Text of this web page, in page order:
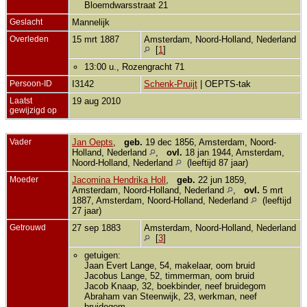
Bloemdwarsstraat 21
Geslacht Mannelijk
Overleden 15 mrt 1887
Amsterdam, Noord-Holland, Nederland
[1]
13:00 u., Rozengracht 71
Persoon-ID I3142 Schenk-Pruijt | OEPTS-tak
Laatst
gewijzigd op
19 aug 2010
Vader Jan Oepts, geb. 19 dec 1856, Amsterdam, Noord-
Holland, Nederland
, ovl. 18 jan 1944, Amsterdam,
Noord-Holland, Nederland
(leeftijd 87 jaar)
Moeder Jacomina Hendrika Holl , geb. 22 jun 1859,
Amsterdam, Noord-Holland, Nederland
, ovl. 5 mrt
1887, Amsterdam, Noord-Holland, Nederland
(leeftijd
27 jaar)
Getrouwd 27 sep 1883
Amsterdam, Noord-Holland, Nederland
[3]
getuigen:
Jaan Evert Lange, 54, makelaar, oom bruid
Jacobus Lange, 52, timmerman, oom bruid
Jacob Knaap, 32, boekbinder, neef bruidegom
Abraham van Steenwijk, 23, werkman, neef